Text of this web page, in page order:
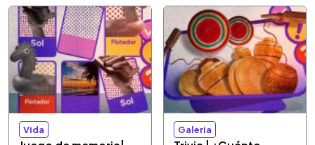
Vida Galeria